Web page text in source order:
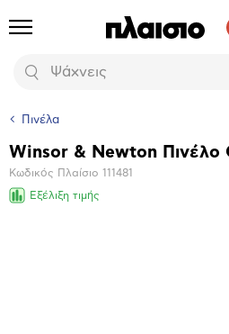
Προϊόντα
Αναζήτηση
Πινέλα
Βασικά
χαρακτηριστικά
Winsor & Newton Πινέλο
Κωδικός Πλαίσιο 111481
Εξέλιξη τιμής